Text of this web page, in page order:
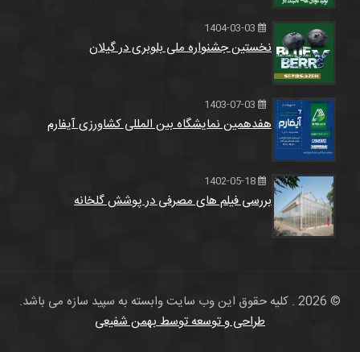
نخستین جشنواره ملی بلوبری در گیلان
هفدهمین نمایشگاه بین المللی کشاورزی آیفارم
بررسی فیلم های مصرفی در پوشش گلخانه
© 2026 . کلیه حقوق این وب سایت وابسته به سپید سازه می باشد.
طراحی و توسعه توسط بهمن شفیعی